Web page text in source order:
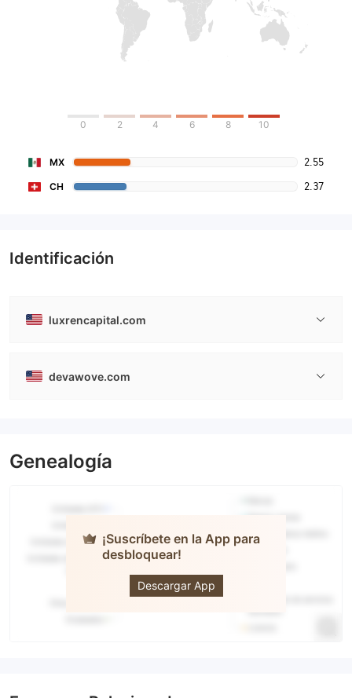
0 2 4 6 8 10
MX 2.55
CH 2.37
Identificación
luxrencapital.com
devawove.com
Genealogía
¡Suscríbete en la App para
desbloquear!
Descargar App
LUXREN